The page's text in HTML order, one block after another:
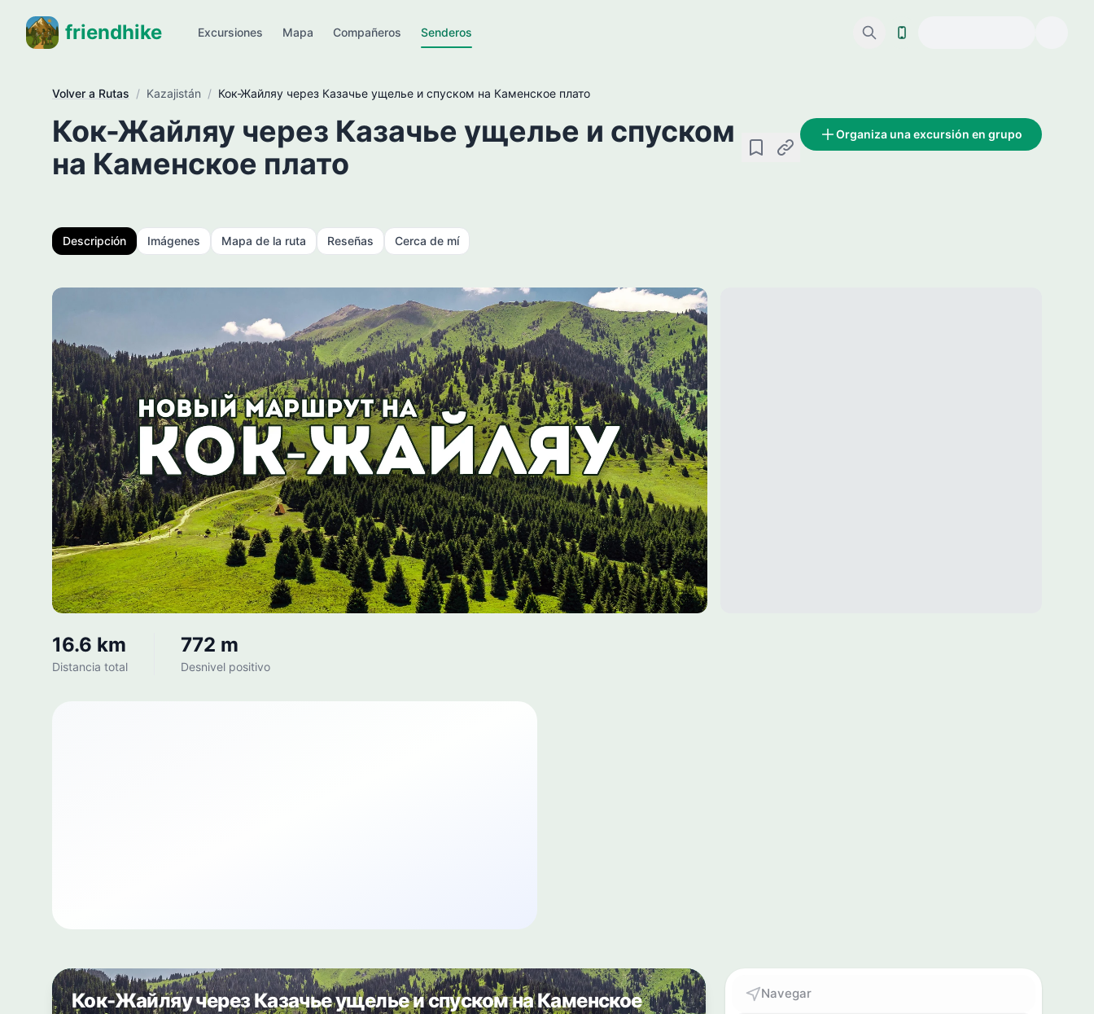
friendhike Excursiones Mapa Compañeros Senderos
Volver a Rutas / Kazajistán / Кок-Жайляу через Казачье ущелье и спуском на Каменское плато
Кок-Жайляу через Казачье ущелье и спуском
на Каменское плато
GuardarCopiar enlace
Organiza una excursión en grupo
Descripción Imágenes Mapa de la ruta Reseñas Cerca de mí
16.6 km
Distancia total
772 m
Desnivel positivo
Кок-Жайляу через Казачье ущелье и спуском на Каменское
Navegar